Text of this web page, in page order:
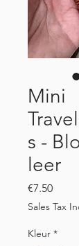
Mini
s -
leer
€7.50Price
Sales Tax
Kleur *